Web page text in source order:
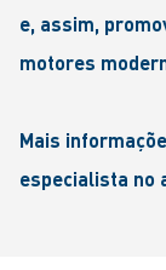
e, assim,
motores
Mais
especialista no